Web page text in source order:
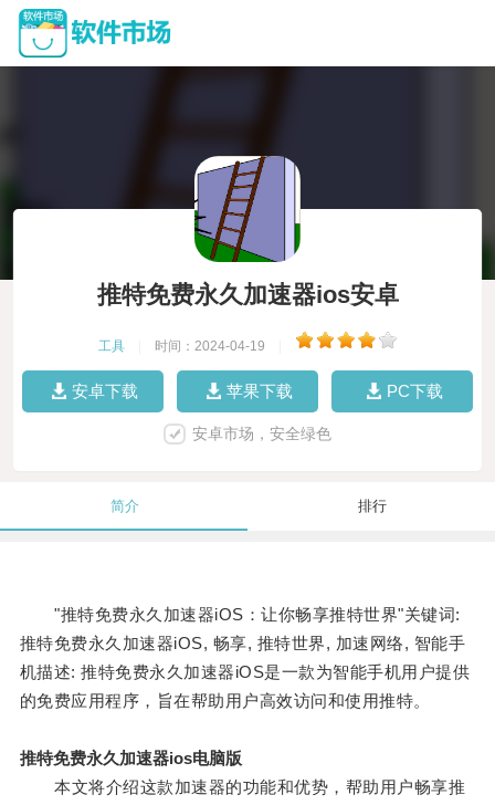
推特免费永久加速器ios安卓
工具 时间：2024-04-19
安卓下载 苹果下载 PC下载
安卓市场，安全绿色
简介 排行
"推特免费永久加速器iOS：让你畅享推特世界"关键词:
推特免费永久加速器iOS, 畅享, 推特世界, 加速网络, 智能手
机描述: 推特免费永久加速器iOS是一款为智能手机用户提供
的免费应用程序，旨在帮助用户高效访问和使用推特。
推特免费永久加速器ios电脑版
本文将介绍这款加速器的功能和优势，帮助用户畅享推